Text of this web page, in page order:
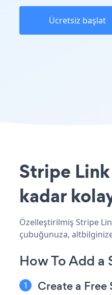
Ücretsiz başlat
Stripe
kadar
Özelleştirilmiş Stripe
çubuğunuza,
How To Add a
Create a